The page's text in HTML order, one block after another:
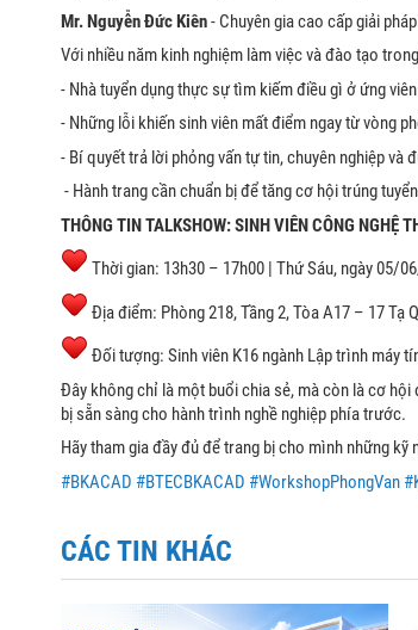
Mr. Nguyễn Đức Kiên- Chuyên gia cao cấp giải
Với nhiều năm kinh nghiệm làm việc và đào tạo
- Nhà tuyển dụng thực sự tìm kiếm điều gì ở ứng
- Những lỗi khiến sinh viên mất điểm ngay từ vòng
- Bí quyết trả lời phỏng vấn tự tin, chuyên nghiệp và
- Hành trang cần chuẩn bị để tăng cơ hội trúng
THÔNG TIN TALKSHOW: SINH VIÊN CÔNG NGHỆ
Thời gian: 13h30 – 17h00 | Thứ Sáu, ngày 05/
Địa điểm: Phòng 218, Tầng 2, Tòa A17 – 17 Tạ
Đối tượng: Sinh viên K16 ngành Lập trình máy
Đây không chỉ là một buổi chia sẻ, mà còn là cơ
bị sẵn sàng cho hành trình nghề nghiệp phía trước.
Hãy tham gia đầy đủ để trang bị cho mình những
#BKACAD #BTECBKACAD #WorkshopPhongVan
CÁC TIN KHÁC